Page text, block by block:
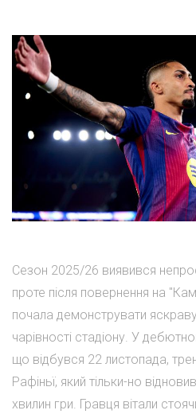
Сезон 2025/26 виявився
проте після повернення на
почала демонструвати
чарівності стадіону. У
що відбувся 22 листопада,
Рафіньї, який тільки-но
хвилин гри. Гравця вітали